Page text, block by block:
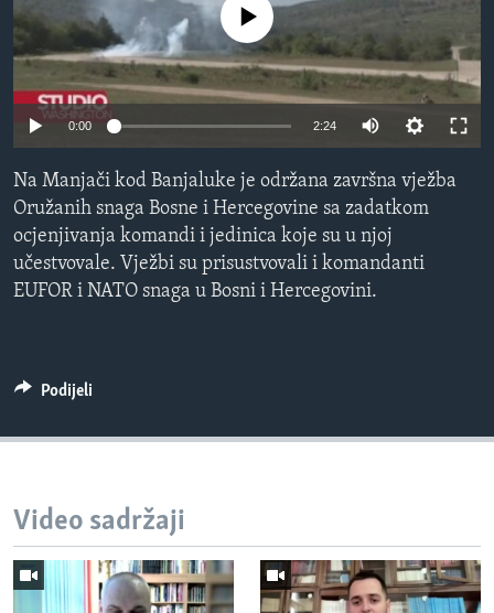
MAGAZIN
O GLASU AMERIKE
Learning English
PRATITE NAS
Jezici
No media source currently available
0:00 2:24
Na Manjači kod Banjaluke je održana završna vježba
Oružanih snaga Bosne i Hercegovine sa zadatkom
ocjenjivanja komandi i jedinica koje su u njoj
učestvovale. Vježbi su prisustvovali i komandanti
EUFOR i NATO snaga u Bosni i Hercegovini.
Podijeli
Video sadržaji